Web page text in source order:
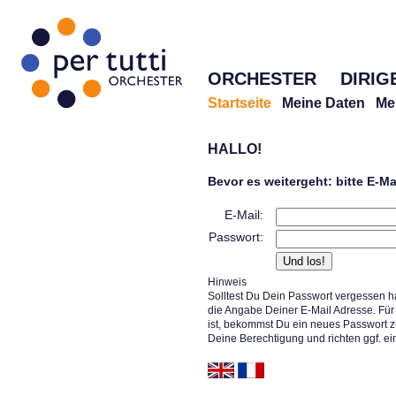
ORCHESTER
Startseite Meine Daten
HALLO!
Bevor es weitergeht: bitte E-
E-Mail:
Passwort:
Hinweis
Solltest Du Dein Passwort vergessen
die Angabe Deiner E-Mail Adresse.
ist, bekommst Du ein neues Passwort
Deine Berechtigung und richten ggf.